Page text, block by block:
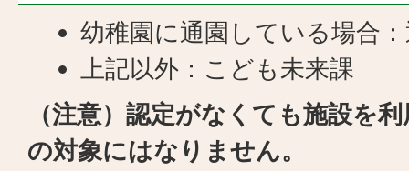
幼稚園に通園している場合
上記以外：こども未来課
（注意）認定がなくても施設を
の対象にはなりません。